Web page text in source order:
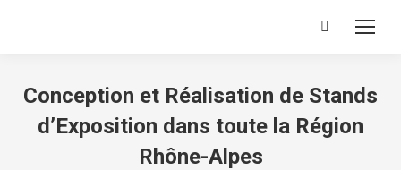
Recherche
Conception et Réalisation de Stands
d’Exposition dans toute la Région
Rhône-Alpes